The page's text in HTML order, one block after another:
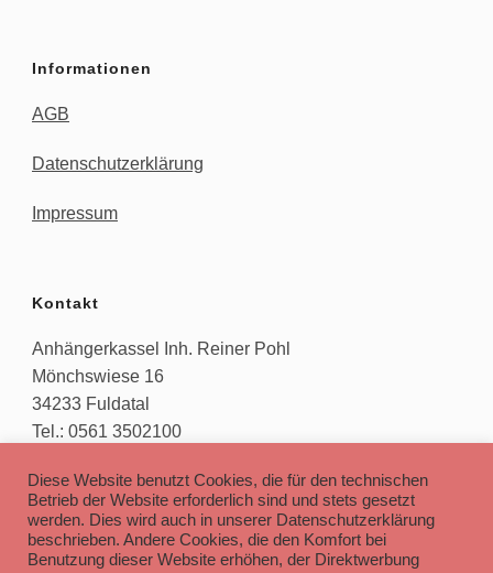
Informationen
AGB
Datenschutzerklärung
Impressum
Kontakt
Anhängerkassel Inh. Reiner Pohl
Mönchswiese 16
34233 Fuldatal
Tel.: 0561 3502100
Öffnungszeiten
Diese Website benutzt Cookies, die für den technischen
Betrieb der Website erforderlich sind und stets gesetzt
werden. Dies wird auch in unserer Datenschutzerklärung
beschrieben. Andere Cookies, die den Komfort bei
Benutzung dieser Website erhöhen, der Direktwerbung